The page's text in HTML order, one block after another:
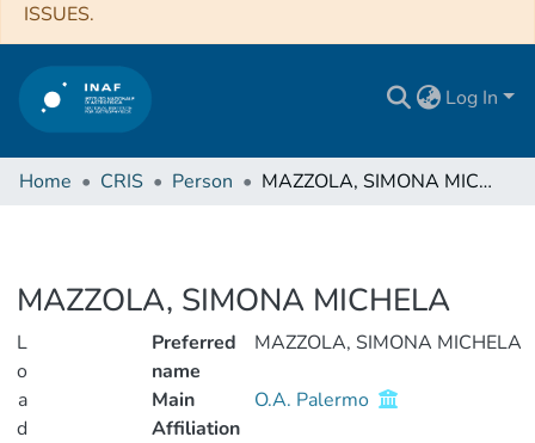
ISSUES.
Log In
Home CRIS Person MAZZOLA, SIMONA MICHELA
MAZZOLA, SIMONA MICHELA
L
o
a
d
Preferred
name
MAZZOLA, SIMONA MICHELA
Main
Affiliation
O.A. Palermo